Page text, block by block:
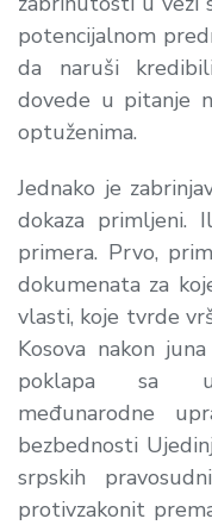
potencijalnom
da naruši
dovede u pitanje
optuženima.
Jednako je
dokaza primljeni.
primera. Prvo,
dokumenata za
vlasti, koje tvrde
Kosova nakon
poklapa sa
međunarodne
bezbednosti
srpskih
protivzakonit